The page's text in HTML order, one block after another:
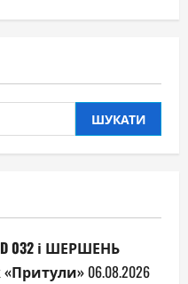
032 і ШЕРШЕНЬ
06.08.2026